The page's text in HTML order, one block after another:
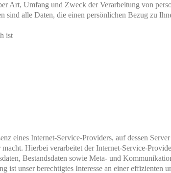
Art, Umfang und Zweck der Verarbeitung von
sind alle Daten, die einen persönlichen Bezug zu
ist
eines Internet-Service-Providers, auf dessen
Hierbei verarbeitet der Internet-Service-
Bestandsdaten sowie Meta- und
ist unser berechtigtes Interesse an einer effizienten